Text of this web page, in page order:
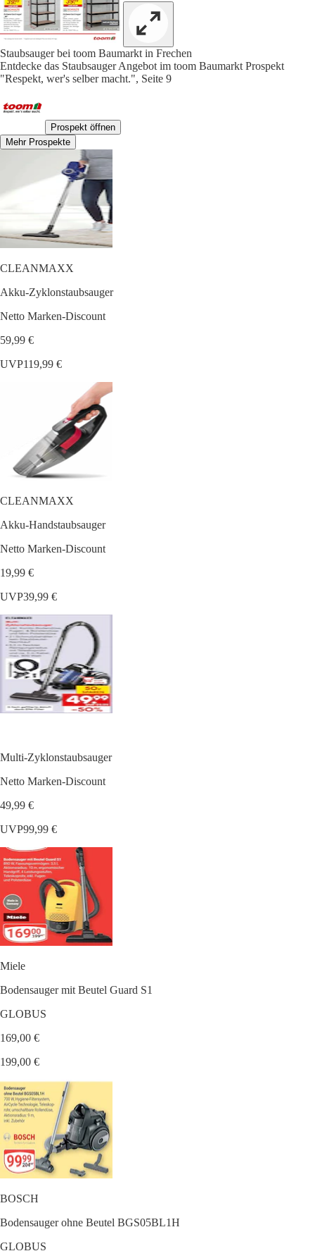
Staubsauger bei toom Baumarkt in Frechen
Entdecke das Staubsauger Angebot im toom Baumarkt Prospekt
"Respekt, wer's selber macht.", Seite 9
Prospekt öffnen
Mehr Prospekte
CLEANMAXX
Akku-Zyklonstaubsauger
Netto Marken-Discount
59,99 €
UVP119,99 €
CLEANMAXX
Akku-Handstaubsauger
Netto Marken-Discount
19,99 €
UVP39,99 €
Multi-Zyklonstaubsauger
Netto Marken-Discount
49,99 €
UVP99,99 €
Miele
Bodensauger mit Beutel Guard S1
GLOBUS
169,00 €
199,00 €
BOSCH
Bodensauger ohne Beutel BGS05BL1H
GLOBUS